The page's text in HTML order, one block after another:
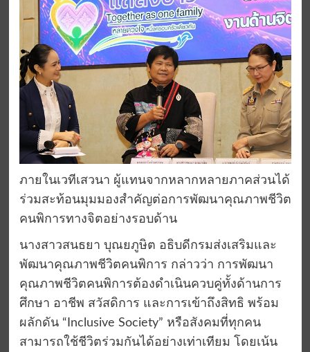
ภายในเวทีเสวนา ผู้แทนจากหลากหลายภาคส่วนได้
ร่วมสะท้อนมุมมองสำคัญต่อการพัฒนาคุณภาพชีวิต
คนพิการทางจิตอย่างรอบด้าน
นางสาวสนธยา บุณยภูษิต อธิบดีกรมส่งเสริมและ
พัฒนาคุณภาพชีวิตคนพิการ กล่าวว่า การพัฒนา
คุณภาพชีวิตคนพิการต้องดำเนินควบคู่ทั้งด้านการ
ศึกษา อาชีพ สวัสดิการ และการเข้าถึงสิทธิ พร้อม
ผลักดัน “Inclusive Society” หรือสังคมที่ทุกคน
สามารถใช้ชีวิตร่วมกันได้อย่างเท่าเทียม โดยเน้น